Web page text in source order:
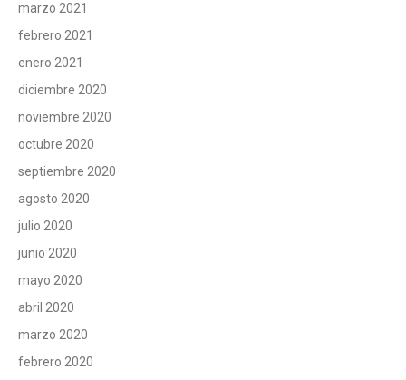
marzo 2021
febrero 2021
enero 2021
diciembre 2020
noviembre 2020
octubre 2020
septiembre 2020
agosto 2020
julio 2020
junio 2020
mayo 2020
abril 2020
marzo 2020
febrero 2020